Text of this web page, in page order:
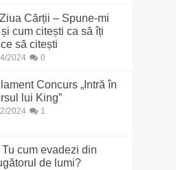
Cărții – Spune-mi
cum citești ca să îți
să citești
2024 0
Concurs „Intră în
lui King”
2024 1
cum evadezi din
de lumi?